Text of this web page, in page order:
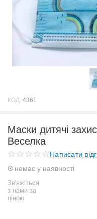
КОД: 4361
Маски дитячі
Веселка
Написати
немає у наявності
Зв'яжіться
з нами за
ціною